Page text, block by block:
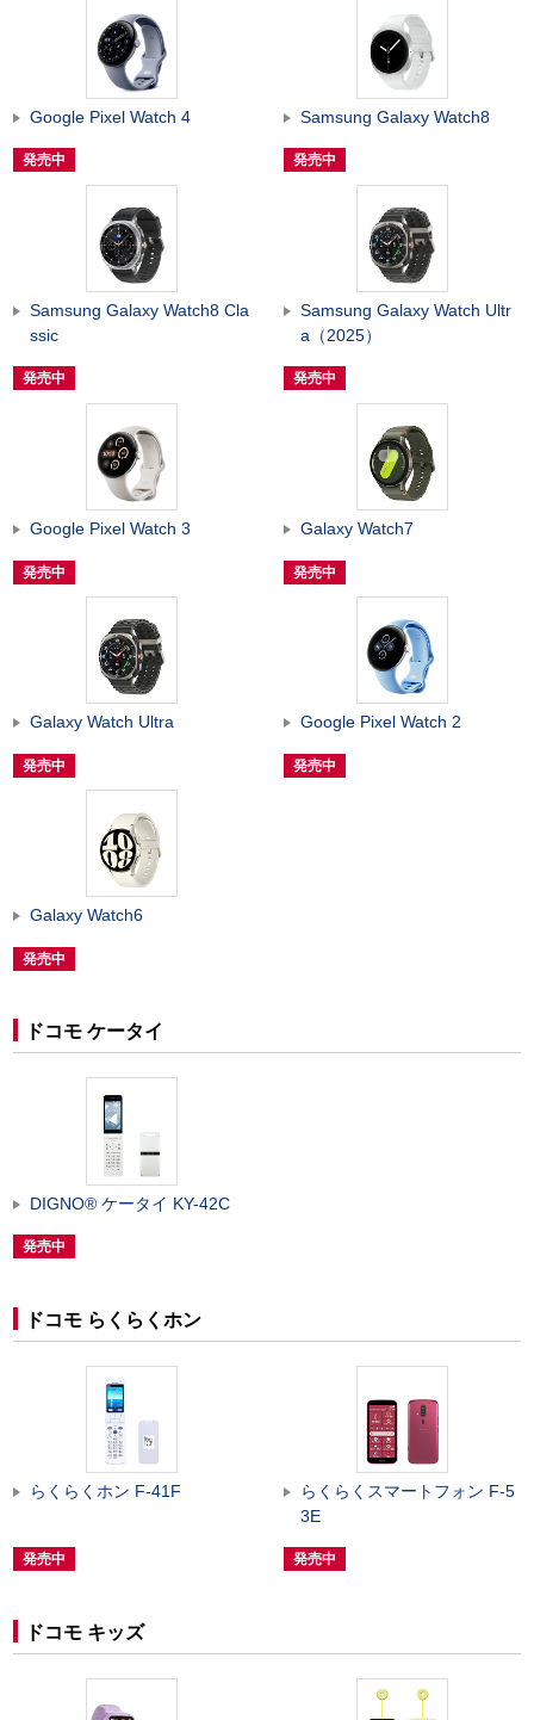
Google Pixel Watch 4
発売中
Samsung Galaxy Watch8
発売中
Samsung Galaxy Watch8 Cla
ssic
発売中
Samsung Galaxy Watch Ultr
a（2025）
発売中
Google Pixel Watch 3
発売中
Galaxy Watch7
発売中
Galaxy Watch Ultra
発売中
Google Pixel Watch 2
発売中
Galaxy Watch6
発売中
ドコモ ケータイ
DIGNO® ケータイ KY-42C
発売中
ドコモ らくらくホン
らくらくホン F-41F
発売中
らくらくスマートフォン F-5
3E
発売中
ドコモ キッズ